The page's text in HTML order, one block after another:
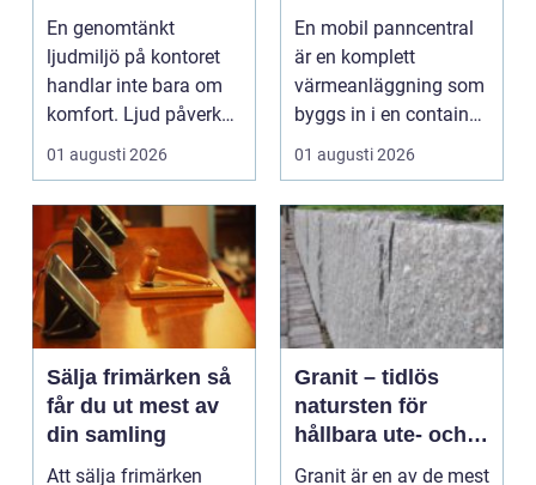
hållbar ljudmiljö
En genomtänkt
ljudmiljö på kontoret
handlar inte bara om
komfort. Ljud påverkar
koncentration, stres...
01 augusti 2026
snabbt
En mobil panncentral
är en komplett
värmeanläggning som
byggs in i en container
eller trailer och ko...
01 augusti 2026
Sälja frimärken så
får du ut mest av
din samling
Att sälja frimärken
Granit – tidlös
natursten för
hållbara ute- och
innemiljöer
Granit är en av de mest